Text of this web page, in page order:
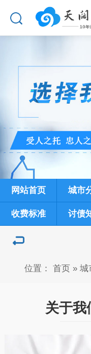
网站首页 城市
收费标准 讨债
位置： 首页 » 城
关于我